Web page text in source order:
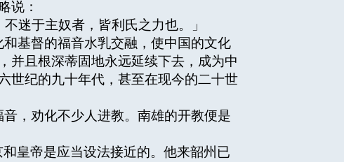
说：
于主奴者，皆利氏之力也。」
基督的福音水乳交融，使中国的文化
并且根深蒂固地永远延续下去，成为中
世纪的九十年代，甚至在现今的二十世
，劝化不少人进教。南雄的开教便是
皇帝是应当设法接近的。他来韶州已